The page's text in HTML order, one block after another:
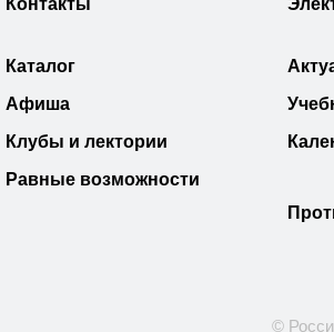
Контакты
Каталог
Афиша
Клубы и лектории
Равные возможности
©